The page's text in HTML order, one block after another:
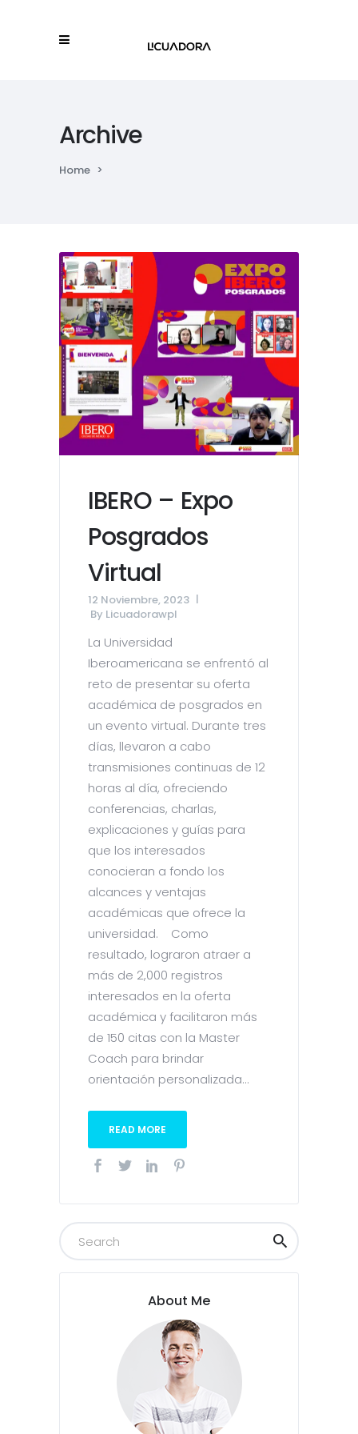
Archive
Home >
IBERO – Expo
Posgrados
Virtual
12 Noviembre, 2023
By Licuadorawpl
La Universidad
Iberoamericana se enfrentó al
reto de presentar su oferta
académica de posgrados en
un evento virtual. Durante tres
días, llevaron a cabo
transmisiones continuas de 12
horas al día, ofreciendo
conferencias, charlas,
explicaciones y guías para
que los interesados
conocieran a fondo los
alcances y ventajas
académicas que ofrece la
universidad. Como
resultado, lograron atraer a
más de 2,000 registros
interesados en la oferta
académica y facilitaron más
de 150 citas con la Master
Coach para brindar
orientación personalizada...
READ MORE
About Me